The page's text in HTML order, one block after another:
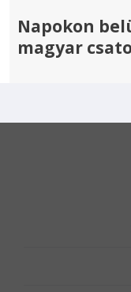
Napokon
magyar